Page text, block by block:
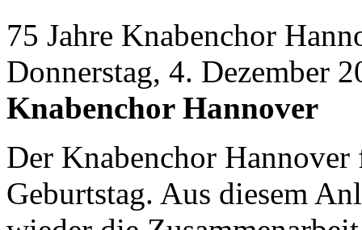
75 Jahre Knabenchor
Donnerstag, 4. Dezember
Knabenchor Hannover
Der Knabenchor
Geburtstag. Aus diesem